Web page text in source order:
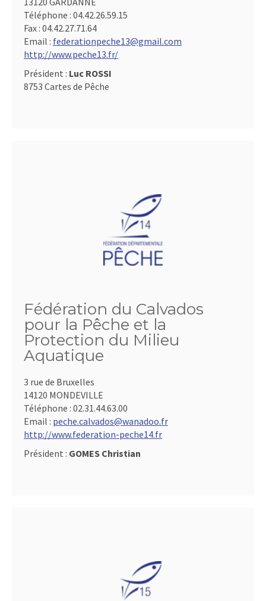
Téléphone : 04.42.26.59.15
Fax : 04.42.27.71.64
Email : federationpeche13@gmail.com
http://www.peche13.fr/
Président : Luc ROSSI
8753 Cartes de Pêche
Fédération du Calvados
pour la Pêche et la
Protection du Milieu
Aquatique
3 rue de Bruxelles
14120 MONDEVILLE
Téléphone : 02.31.44.63.00
Email : peche.calvados@wanadoo.fr
http://www.federation-peche14.fr
Président : GOMES Christian